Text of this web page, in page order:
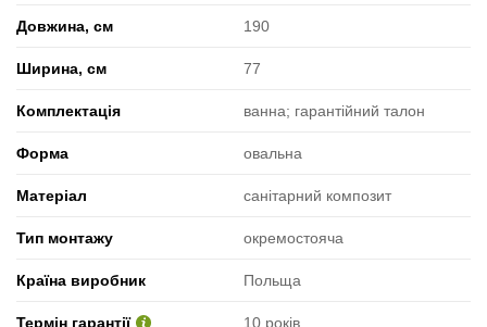
Довжина, см 190
Ширина, см 77
Комплектація ванна; гарантійний талон
Форма овальна
Матеріал санітарний композит
Тип монтажу окремостояча
Країна виробник Польща
Термін гарантії 10 років